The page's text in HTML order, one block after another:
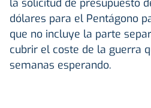
dólares para el Pentágono
que no incluye la parte
cubrir el coste de la guerra
semanas esperando.